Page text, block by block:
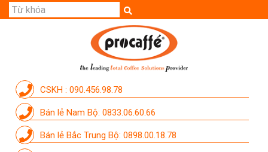
CSKH : 090.456.98.78
Bán lẻ Nam Bộ: 0833.06.60.66
Bán lẻ Bắc Trung Bộ: 0898.00.18.78
DỊCH VỤ
CẨM NANG
THÀNH VIÊN PROCAFFE